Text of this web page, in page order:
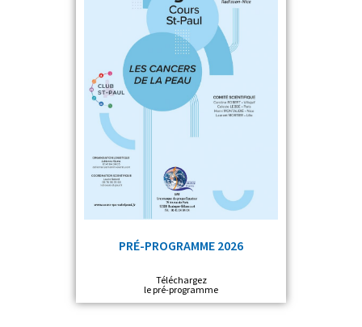
PRÉ-PROGRAMME 2026
Téléchargez
le pré-programme